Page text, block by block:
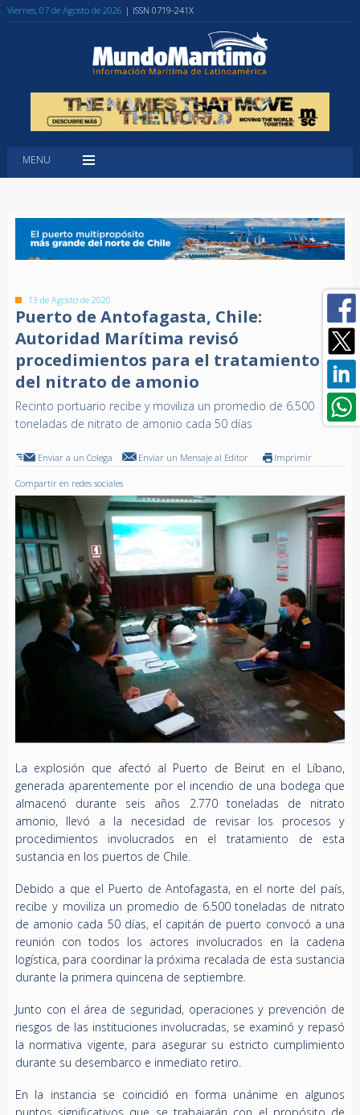
Viernes, 07 de Agosto de 2026 | ISSN 0719-241X
MENU
13 de Agosto de 2020
Puerto de Antofagasta, Chile:
Autoridad Marítima revisó
procedimientos para el tratamiento
del nitrato de amonio
Recinto portuario recibe y moviliza un promedio de 6.500
toneladas de nitrato de amonio cada 50 días
Enviar a un Colega Enviar un Mensaje al Editor Imprimir
Compartir en redes sociales
La explosión que afectó al Puerto de Beirut en el Líbano,
generada aparentemente por el incendio de una bodega que
almacenó durante seis años 2.770 toneladas de nitrato
amonio, llevó a la necesidad de revisar los procesos y
procedimientos involucrados en el tratamiento de esta
sustancia en los puertos de Chile.
Debido a que el Puerto de Antofagasta, en el norte del país,
recibe y moviliza un promedio de 6.500 toneladas de nitrato
de amonio cada 50 días, el capitán de puerto convocó a una
reunión con todos los actores involucrados en la cadena
logística, para coordinar la próxima recalada de esta sustancia
durante la primera quincena de septiembre.
Junto con el área de seguridad, operaciones y prevención de
riesgos de las instituciones involucradas, se examinó y repasó
la normativa vigente, para asegurar su estricto cumplimiento
durante su desembarco e inmediato retiro.
En la instancia se coincidió en forma unánime en algunos